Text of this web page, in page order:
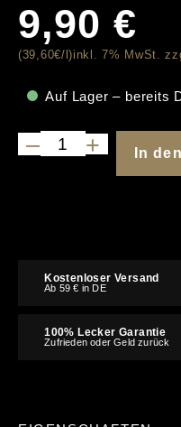
9,90 €
(39,60€/l)inkl. 7% MwSt.
Auf Lager – bereits
– + In
Kostenloser Versand
Ab 59 € in DE
100% Lecker Garantie
Zufrieden oder Geld zurück